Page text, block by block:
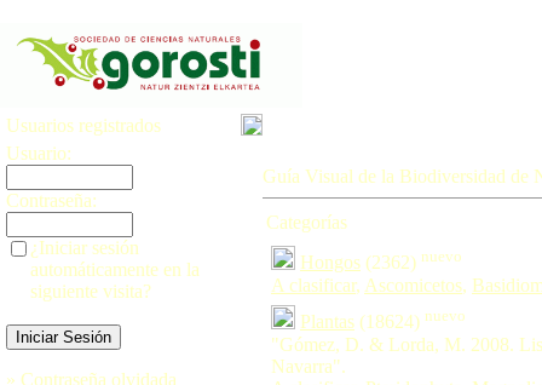
Usuarios registrados
Usuario:
Contraseña:
¿Iniciar sesión
automáticamente en la
siguiente visita?
» Contraseña olvidada
Guía Visual de la Biodiversidad de
Categorías
Hongos (2362) nuevo
A clasificar, Ascomicetos,
Plantas (18624) nuevo
"Gómez, D. & Lorda, M. 2008.
Navarra".